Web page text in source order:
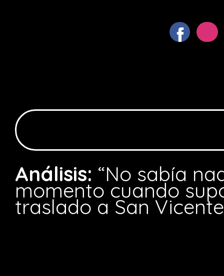
Análisis: “No sabía
momento cuando
traslado a San Vicente